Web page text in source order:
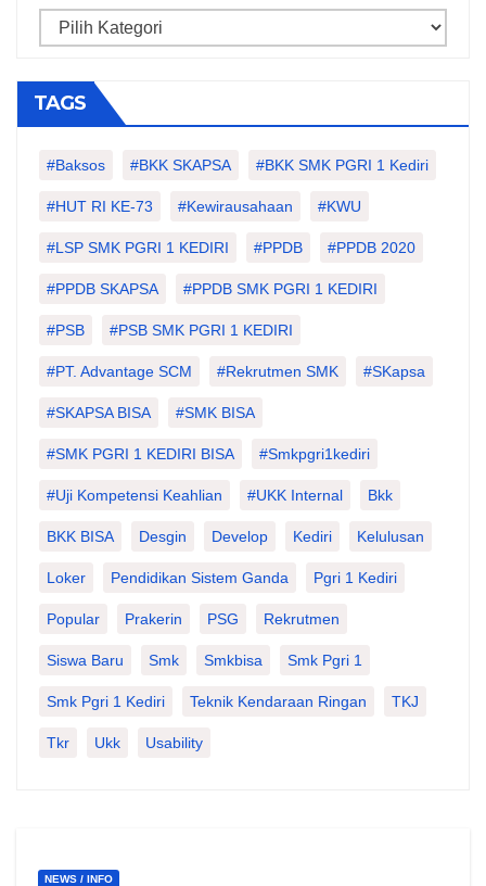
Categories
TAGS
#Baksos #BKK SKAPSA #BKK SMK PGRI 1 Kediri
#HUT RI KE-73 #kewirausahaan #KWU
#LSP SMK PGRI 1 KEDIRI #PPDB #PPDB 2020
#PPDB SKAPSA #PPDB SMK PGRI 1 KEDIRI
#PSB #PSB SMK PGRI 1 KEDIRI
#PT. Advantage SCM #Rekrutmen SMK #SKapsa
#SKAPSA BISA #SMK BISA
#SMK PGRI 1 KEDIRI BISA #smkpgri1kediri
#Uji Kompetensi Keahlian #UKK Internal Bkk
BKK BISA Desgin Develop Kediri Kelulusan
Loker Pendidikan Sistem Ganda Pgri 1 Kediri
Popular Prakerin PSG Rekrutmen
Siswa Baru Smk Smkbisa Smk Pgri 1
Smk Pgri 1 Kediri Teknik Kendaraan Ringan TKJ
Tkr Ukk Usability
NEWS / INFO